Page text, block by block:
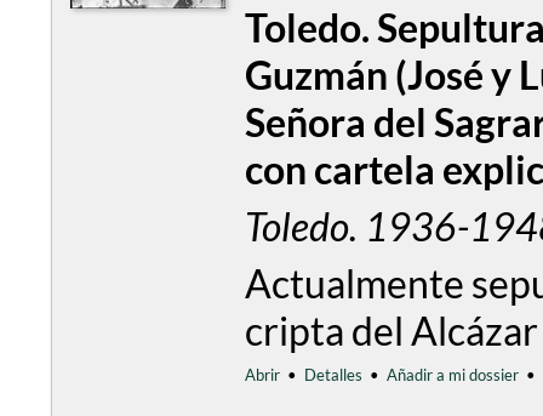
Toledo.
Guzmán (José y
Señora del
con cartela
Toledo. 1936-
Actualmente
cripta del
Abrir • Detalles • Añadir a mi dossier •